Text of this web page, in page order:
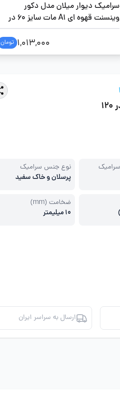
سرامیک دیوار میلان مدل دکور
وینسنت قهوه ای A1 مات سایز 60 در
120
1,013,000 تومان
نوع جنس سرامیک
پرسلان و خاک سفید
ضخامت (mm)
10 میلیمتر
ارسال به سراسر ایران